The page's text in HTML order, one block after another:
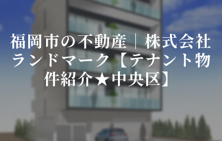
福岡市の不動産｜株式会社
ランドマーク【テナント物
件紹介★中央区】